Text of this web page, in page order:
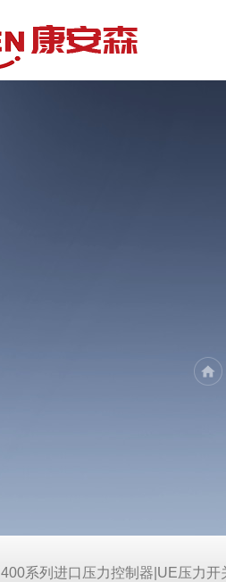
400系列进口压力控制器|UE压力开